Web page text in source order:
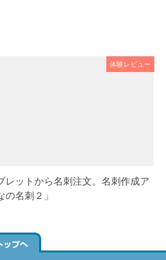
体験レビュー
レットから名刺注文。名刺作成ア
の名刺２」